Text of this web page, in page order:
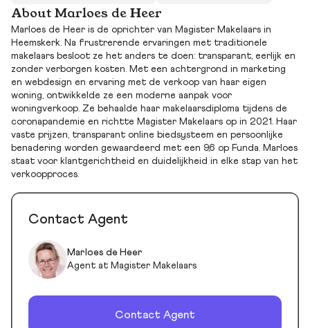
About Marloes de Heer
Marloes de Heer is de oprichter van Magister Makelaars in
Heemskerk. Na frustrerende ervaringen met traditionele
makelaars besloot ze het anders te doen: transparant, eerlijk en
zonder verborgen kosten. Met een achtergrond in marketing
en webdesign en ervaring met de verkoop van haar eigen
woning, ontwikkelde ze een moderne aanpak voor
woningverkoop. Ze behaalde haar makelaarsdiploma tijdens de
coronapandemie en richtte Magister Makelaars op in 2021. Haar
vaste prijzen, transparant online biedsysteem en persoonlijke
benadering worden gewaardeerd met een 9,6 op Funda. Marloes
staat voor klantgerichtheid en duidelijkheid in elke stap van het
verkoopproces.
Contact Agent
Marloes de Heer
Agent at Magister Makelaars
Contact Agent